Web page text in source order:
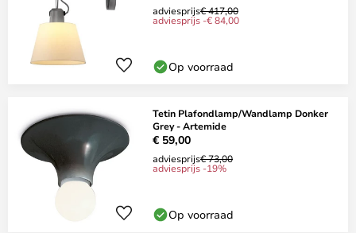
adviesprijs€ 417,00
adviesprijs -€ 84,00
Op voorraad
Tetin Plafondlamp/Wandlamp Donker
Grey - Artemide
€ 59,00
adviesprijs€ 73,00
adviesprijs -19%
Op voorraad